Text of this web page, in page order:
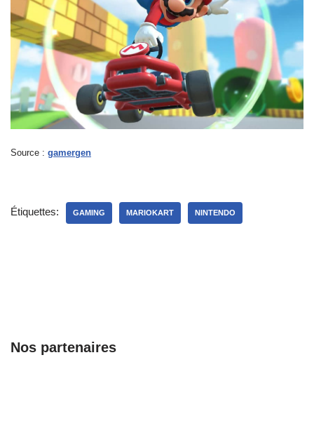
Source : gamergen
Étiquettes: GAMING MARIOKART NINTENDO
Nos partenaires